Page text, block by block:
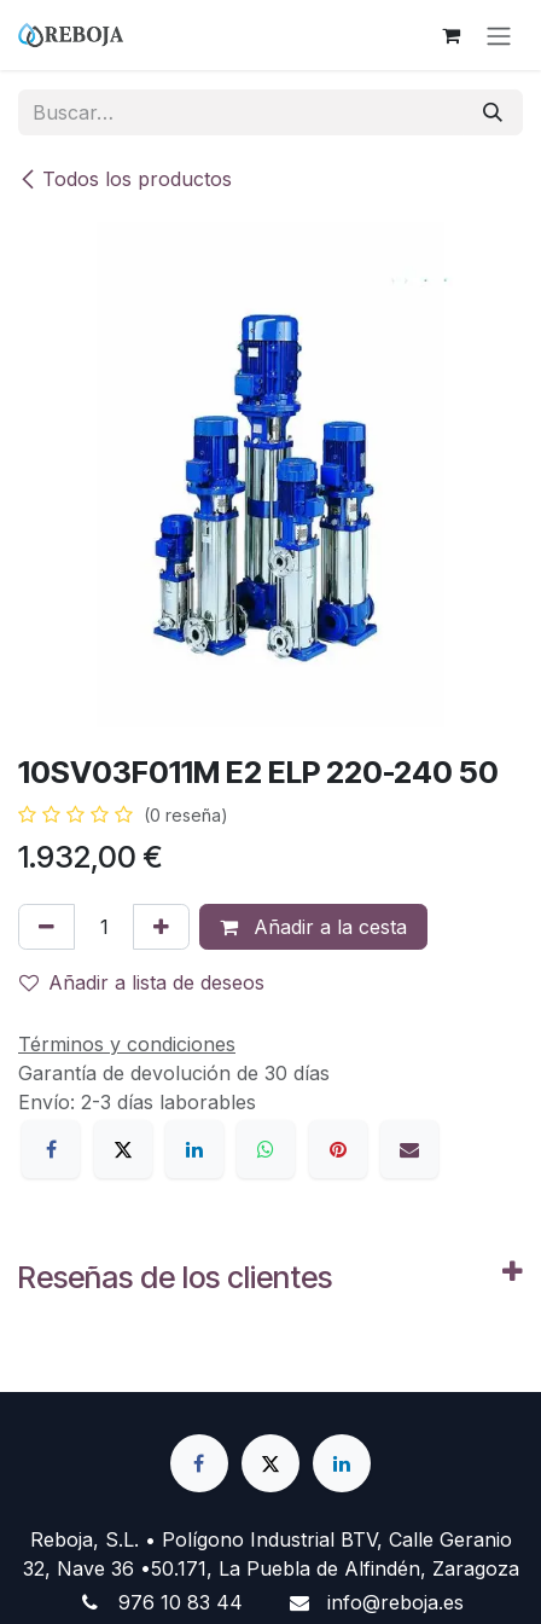
Todos los productos
10SV03F011M E2 ELP 220-240 50
(0 reseña)
1.932,00 €
Añadir a la cesta
Añadir a lista de deseos
Términos y condiciones
Garantía de devolución de 30 días
Envío: 2-3 días laborables
Reseñas de los clientes
Reboja, S.L. • Polígono Industrial BTV, Calle Geranio
32, Nave 36 •50.171, La Puebla de Alfindén, Zaragoza
976 10 83 44
info@reboja.es